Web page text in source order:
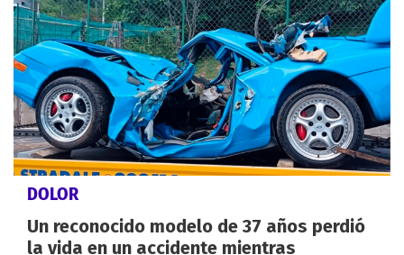
DOLOR
Un reconocido modelo de 37 años perdió
la vida en un accidente mientras